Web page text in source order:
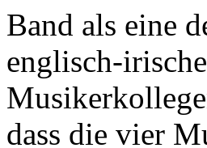
Band als eine
englisch-
dass die vier